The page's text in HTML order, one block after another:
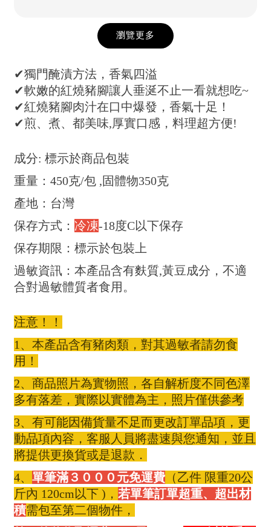
瀏覽更多
✔獨門醃漬方法，香氣四溢
✔軟嫩的紅燒豬腳讓人垂涎不止一看就想吃~
✔紅燒豬腳肉汁在口中爆發，香氣十足！
✔煎、煮、都美味,厚實口感，料理超方便!
成分: 標示於商品包裝
重量：450克/包 ,固體物350克
產地：台灣
保存方式： 冷凍-18度C以下保存
保存期限：標示於包裝上
過敏資訊：本產品含有麩質,黃豆成分，不適
合對過敏體質者食用。
注意！！
1、本產品含有豬肉類，對其過敏者請勿食
用！
2、商品照片為實物照，各自解析度不同色澤
多有落差，實際以實體為主，照片僅供參考
3、有可能因備貨量不足而更改訂單品項，更
動品項內容，客服人員將盡速與您通知，並且
將提供更換貨或是退款．
4、 單筆滿３０００元免運費 （乙件 限重20公
斤內 120cm以下 )， 若單筆訂單超重、超出材
積需包至第二個物件，